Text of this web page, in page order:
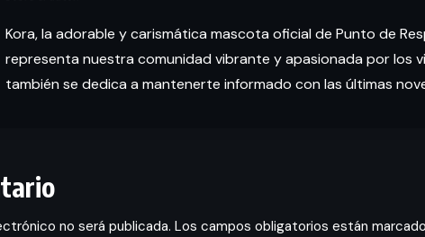
Kora, la adorable y carismática mascota oficial de Punto de
representa nuestra comunidad vibrante y apasionada por los
también se dedica a mantenerte informado con las últimas
no será publicada. Los campos obligatorios están